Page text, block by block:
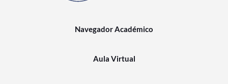
Navegador Académico
Aula Virtual